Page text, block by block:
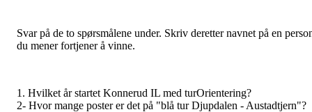
Svarpå de to spørsmålene under. Skriv deretter navnet på en
du mener fortjener å vinne.
1. Hvilket år startet Konnerud IL med turOrientering?
2- Hvor mange poster er det på "blå tur Djupdalen - Austadtjern"?